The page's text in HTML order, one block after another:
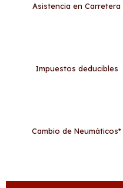
Asistencia en Carretera
Impuestos deducibles
Cambio de Neumáticos*